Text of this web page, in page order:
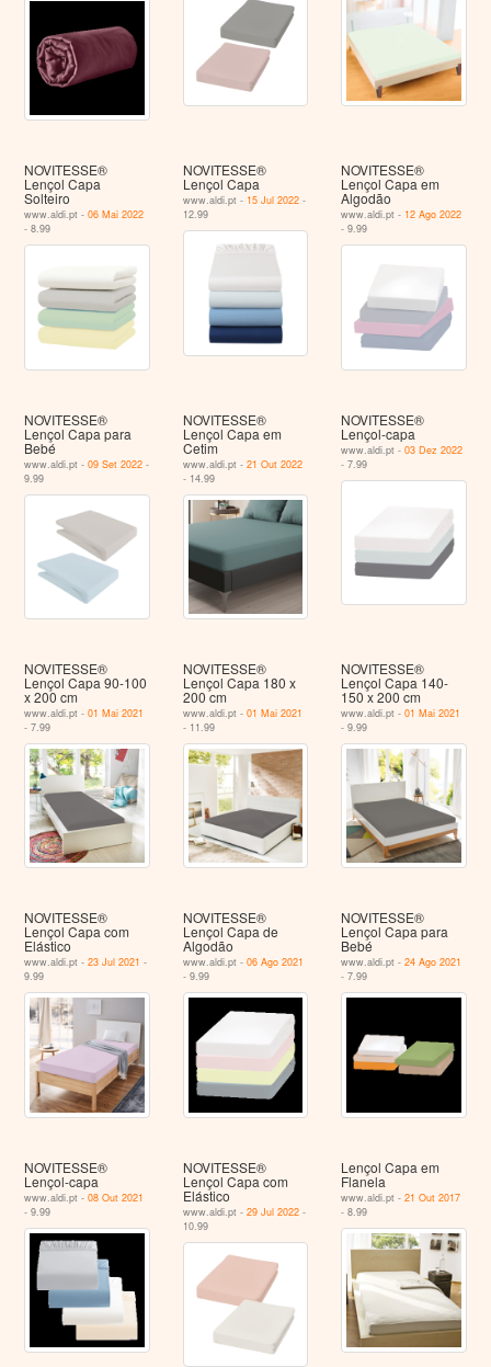
NOVITESSE®
Lençol Capa
Solteiro
www.aldi.pt -06 Mai 2022
- 8.99
NOVITESSE®
Lençol Capa
www.aldi.pt - 15 Jul 2022-
12.99
NOVITESSE®
Lençol Capa em
Algodão
www.aldi.pt - 12 Ago 2022
- 9.99
NOVITESSE®
Lençol Capa para
Bebé
www.aldi.pt -09 Set 2022 -
9.99
NOVITESSE®
Lençol Capa em
Cetim
www.aldi.pt - 21 Out 2022
- 14.99
NOVITESSE®
Lençol-capa
www.aldi.pt -03 Dez 2022
- 7.99
NOVITESSE®
Lençol Capa 90-100
x 200 cm
www.aldi.pt -01 Mai 2021
- 7.99
NOVITESSE®
Lençol Capa 180 x
200 cm
www.aldi.pt - 01 Mai 2021
- 11.99
NOVITESSE®
Lençol Capa 140-
150 x 200 cm
www.aldi.pt -01 Mai 2021
- 9.99
NOVITESSE®
Lençol Capa com
Elástico
www.aldi.pt -23 Jul 2021 -
9.99
NOVITESSE®
Lençol Capa de
Algodão
www.aldi.pt - 06 Ago 2021
- 9.99
NOVITESSE®
Lençol Capa para
Bebé
www.aldi.pt -24 Ago 2021
- 7.99
NOVITESSE®
Lençol-capa
www.aldi.pt -08 Out 2021
- 9.99
NOVITESSE®
Lençol Capa com
Elástico
www.aldi.pt - 29 Jul 2022-
10.99
Lençol Capa em
Flanela
www.aldi.pt -21 Out 2017
- 8.99